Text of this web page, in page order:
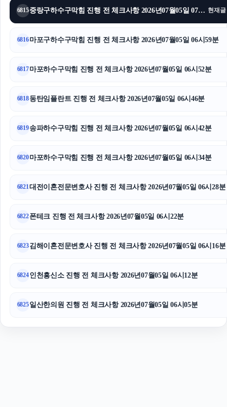
주택담보대출
부천이혼전문변호사
핑크티켓
6815 중랑구하수구막힘 진행 전 체크사항 2026년07월05일 07시04분 현재글
6816마포구하수구막힘 진행 전 체크사항 2026년07월05일 06시59분
6817마포하수구막힘 진행 전 체크사항 2026년07월05일 06시52분
6818동탄임플란트 진행 전 체크사항 2026년07월05일 06시46분
6819송파하수구막힘 진행 전 체크사항 2026년07월05일 06시42분
6820마포하수구막힘 진행 전 체크사항 2026년07월05일 06시34분
6821대전이혼전문변호사 진행 전 체크사항 2026년07월05일 06시28분
6822폰테크 진행 전 체크사항 2026년07월05일 06시22분
6823김해이혼전문변호사 진행 전 체크사항 2026년07월05일 06시16분
6824인천흥신소 진행 전 체크사항 2026년07월05일 06시12분
6825일산한의원 진행 전 체크사항 2026년07월05일 06시05분